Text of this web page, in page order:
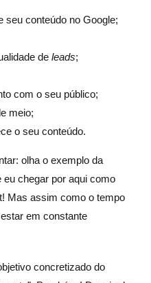
seu conteúdo no Google;
de leads;
com o seu público;
meio;
o seu conteúdo.
olha o exemplo da
eu chegar por aqui como
Mas assim como o tempo
em constante
concretizado do